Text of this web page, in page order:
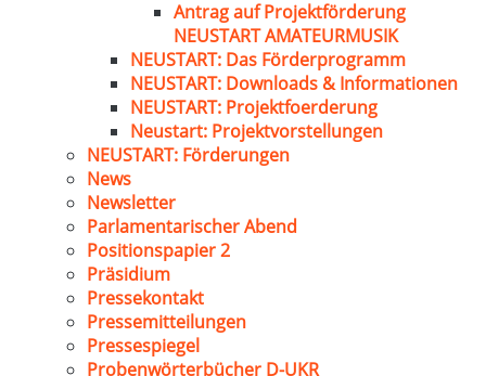
Antrag auf Projektförderung
NEUSTART AMATEURMUSIK
NEUSTART: Das Förderprogramm
NEUSTART: Downloads & Informationen
NEUSTART: Projektfoerderung
Neustart: Projektvorstellungen
NEUSTART: Förderungen
News
Newsletter
Parlamentarischer Abend
Positionspapier 2
Präsidium
Pressekontakt
Pressemitteilungen
Pressespiegel
Probenwörterbücher D-UKR